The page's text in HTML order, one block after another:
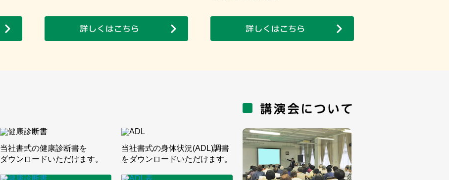
当社書式の健康診断書を
ダウンロードいただけます。
当社書式の身体状況(ADL)調書
をダウンロードいただけます。